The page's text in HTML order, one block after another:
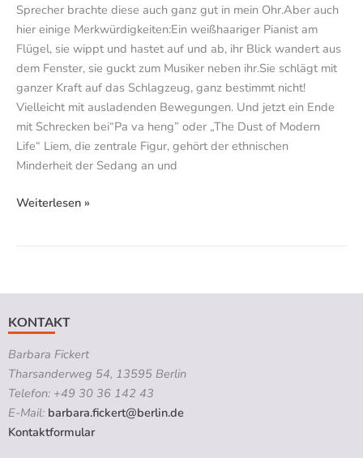
Sprecher brachte diese auch ganz gut in mein Ohr.Aber auch
hier einige Merkwürdigkeiten:Ein weißhaariger Pianist am
Flügel, sie wippt und hastet auf und ab, ihr Blick wandert aus
dem Fenster, sie guckt zum Musiker neben ihr.Sie schlägt mit
ganzer Kraft auf das Schlagzeug, ganz bestimmt nicht!
Vielleicht mit ausladenden Bewegungen. Und jetzt ein Ende
mit Schrecken bei“Pa va heng” oder „The Dust of Modern
Life“ Liem, die zentrale Figur, gehört der ethnischen
Minderheit der Sedang an und
Weiterlesen »
KONTAKT
Barbara Fickert
Tharsanderweg 54, 13595 Berlin
Telefon: +49 30 36 142 43
E-Mail: barbara.fickert@berlin.de
Kontaktformular